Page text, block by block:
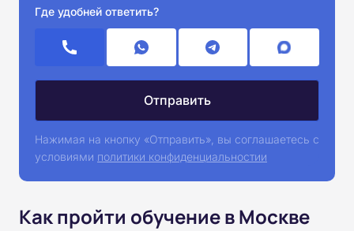
Где удобней ответить?
Нажимая на кнопку «Отправить», вы соглашаетесь с
условиями политики конфиденциальностии
Как пройти обучение в Москве